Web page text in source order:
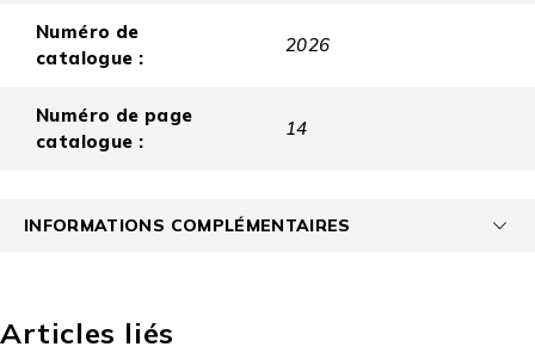
Numéro de
catalogue :
2026
Numéro de page
catalogue :
14
INFORMATIONS COMPLÉMENTAIRES
Articles liés